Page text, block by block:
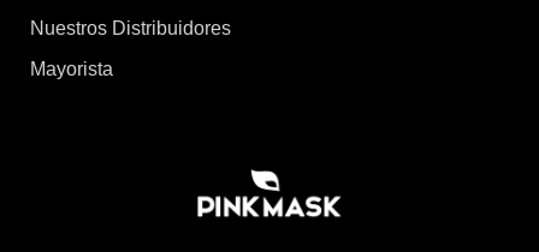
Nuestros Distribuidores
Mayorista